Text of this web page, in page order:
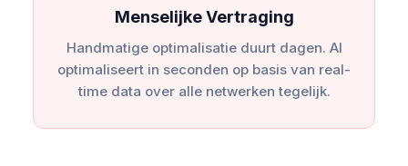
Menselijke Vertraging
Handmatige optimalisatie duurt dagen. AI
optimaliseert in seconden op basis van real-
time data over alle netwerken tegelijk.